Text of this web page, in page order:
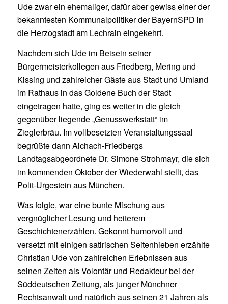
Ude zwar ein ehemaliger, dafür aber gewiss einer der
bekanntesten Kommunalpolitiker der BayernSPD in
die Herzogstadt am Lechrain eingekehrt.
Nachdem sich Ude im Beisein seiner
Bürgermeisterkollegen aus Friedberg, Mering und
Kissing und zahlreicher Gäste aus Stadt und Umland
im Rathaus in das Goldene Buch der Stadt
eingetragen hatte, ging es weiter in die gleich
gegenüber liegende „Genusswerkstatt“ im
Zieglerbräu. Im vollbesetzten Veranstaltungssaal
begrüßte dann Aichach-Friedbergs
Landtagsabgeordnete Dr. Simone Strohmayr, die sich
im kommenden Oktober der Wiederwahl stellt, das
Polit-Urgestein aus München.
Was folgte, war eine bunte Mischung aus
vergnüglicher Lesung und heiterem
Geschichtenerzählen. Gekonnt humorvoll und
versetzt mit einigen satirischen Seitenhieben erzählte
Christian Ude von zahlreichen Erlebnissen aus
seinen Zeiten als Volontär und Redakteur bei der
Süddeutschen Zeitung, als junger Münchner
Rechtsanwalt und natürlich aus seinen 21 Jahren als